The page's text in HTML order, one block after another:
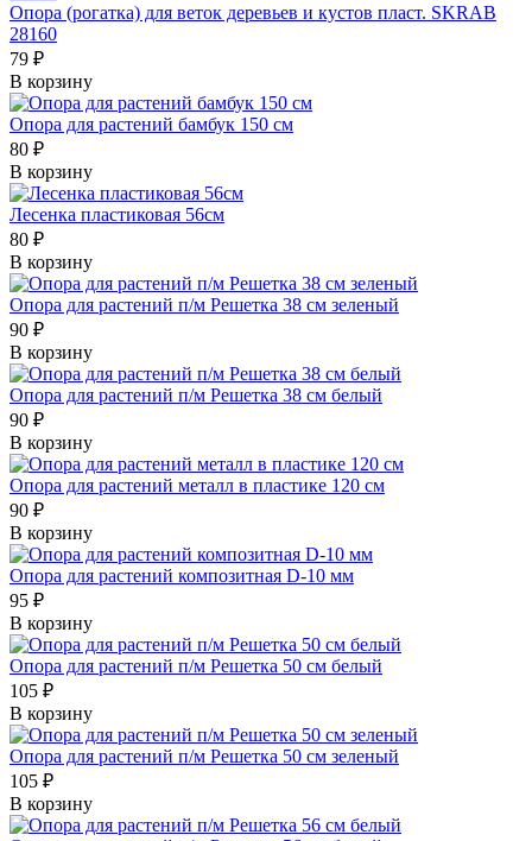
Опора (рогатка) для веток деревьев и кустов пласт. SKRAB
28160
79 ₽
В корзину
Опора для растений бамбук 150 см
80 ₽
В корзину
Лесенка пластиковая 56см
80 ₽
В корзину
Опора для растений п/м Решетка 38 см зеленый
90 ₽
В корзину
Опора для растений п/м Решетка 38 см белый
90 ₽
В корзину
Опора для растений металл в пластике 120 см
90 ₽
В корзину
Опора для растений композитная D-10 мм
95 ₽
В корзину
Опора для растений п/м Решетка 50 см белый
105 ₽
В корзину
Опора для растений п/м Решетка 50 см зеленый
105 ₽
В корзину